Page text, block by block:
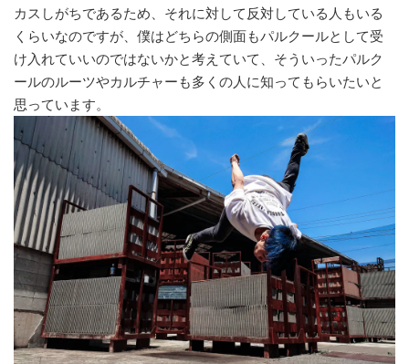
カスしがちであるため、それに対して反対している人もいる
くらいなのですが、僕はどちらの側面もパルクールとして受
け入れていいのではないかと考えていて、そういったパルク
ールのルーツやカルチャーも多くの人に知ってもらいたいと
思っています。